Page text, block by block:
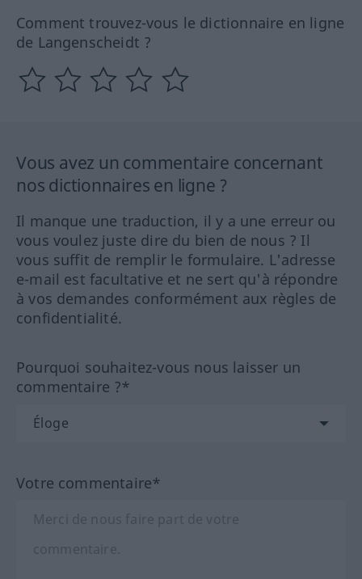
Comment trouvez-vous le dictionnaire en ligne
de Langenscheidt ?
Vous avez un commentaire concernant
nos dictionnaires en ligne ?
Il manque une traduction, il y a une erreur ou
vous voulez juste dire du bien de nous ? Il
vous suffit de remplir le formulaire. L'adresse
e-mail est facultative et ne sert qu'à répondre
à vos demandes conformément aux règles de
confidentialité.
Pourquoi souhaitez-vous nous laisser un
commentaire ?*
Votre commentaire*